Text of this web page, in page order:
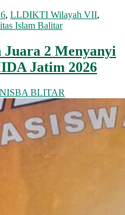
, LLDIKTI Wilayah VII,
Islam Balitar
2 Menyanyi
Jatim 2026
BLITAR